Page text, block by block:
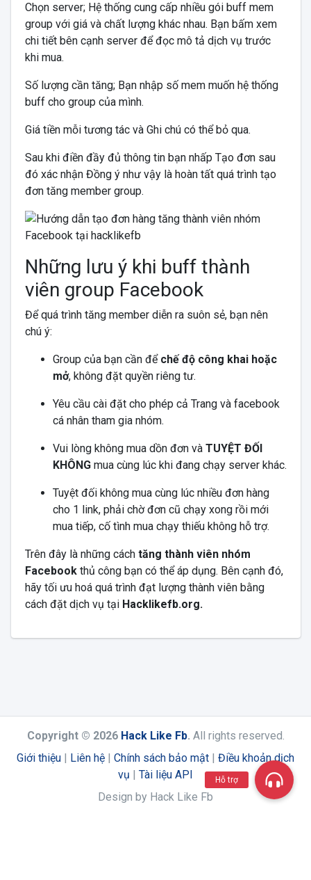
Chọn server; Hệ thống cung cấp nhiều gói buff mem
group với giá và chất lượng khác nhau. Bạn bấm xem
chi tiết bên cạnh server để đọc mô tả dịch vụ trước
khi mua.
Số lượng cần tăng; Bạn nhập số mem muốn hệ thống
buff cho group của mình.
Giá tiền mỗi tương tác và Ghi chú có thể bỏ qua.
Sau khi điền đầy đủ thông tin bạn nhấp Tạo đơn sau
đó xác nhận Đồng ý như vậy là hoàn tất quá trình tạo
đơn tăng member group.
Những lưu ý khi buff thành
viên group Facebook
Để quá trình tăng member diễn ra suôn sẻ, bạn nên
chú ý:
Group của bạn cần để chế độ công khai hoặc
mở, không đặt quyền riêng tư.
Yêu cầu cài đặt cho phép cả Trang và facebook
cá nhân tham gia nhóm.
Vui lòng không mua dồn đơn vàTUYỆT ĐỐI
KHÔNG mua cùng lúc khi đang chạy server khác.
Tuyệt đối không mua cùng lúc nhiều đơn hàng
cho 1 link, phải chờ đơn cũ chạy xong rồi mới
mua tiếp, cố tình mua chạy thiếu không hỗ trợ.
Trên đây là những cách tăng thành viên nhóm
Facebook thủ công bạn có thể áp dụng. Bên cạnh đó,
hãy tối ưu hoá quá trình đạt lượng thành viên bằng
cách đặt dịch vụ tại Hacklikefb.org.
Copyright © 2026 Hack Like Fb. All rights reserved.
Giới thiệu | Liên hệ | Chính sách bảo mật | Điều khoản dịch
vụ | Tài liệu API
Design by Hack Like Fb
Hỗ trợ